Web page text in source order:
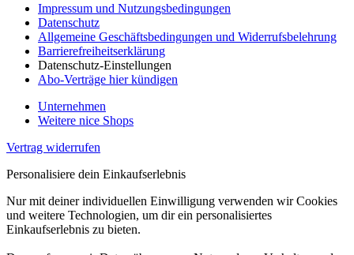
Impressum und Nutzungsbedingungen
Datenschutz
Allgemeine Geschäftsbedingungen und Widerrufsbelehrung
Barrierefreiheitserklärung
Datenschutz-Einstellungen
Abo-Verträge hier kündigen
Unternehmen
Weitere nice Shops
Vertrag widerrufen
Personalisiere dein Einkaufserlebnis
Nur mit deiner individuellen Einwilligung verwenden wir Cookies
und weitere Technologien, um dir ein personalisiertes
Einkaufserlebnis zu bieten.